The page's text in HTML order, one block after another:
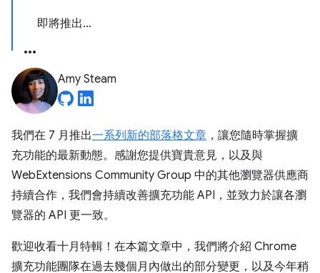
即將推出...
Amy Steam
我們在 7 月推出一系列新的部落格文章 ，讓您隨時掌握擴
充功能的最新動態。感謝您提供寶貴意見，以及與
WebExtensions Community Group 中的其他瀏覽器供應商
持續合作，我們會持續改善擴充功能 API，並致力於讓各瀏
覽器的 API 更一致。
歡迎收看十月特輯！在本篇文章中，我們將介紹 Chrome
擴充功能團隊在過去幾個月內做出的部分變更，以及今年稍